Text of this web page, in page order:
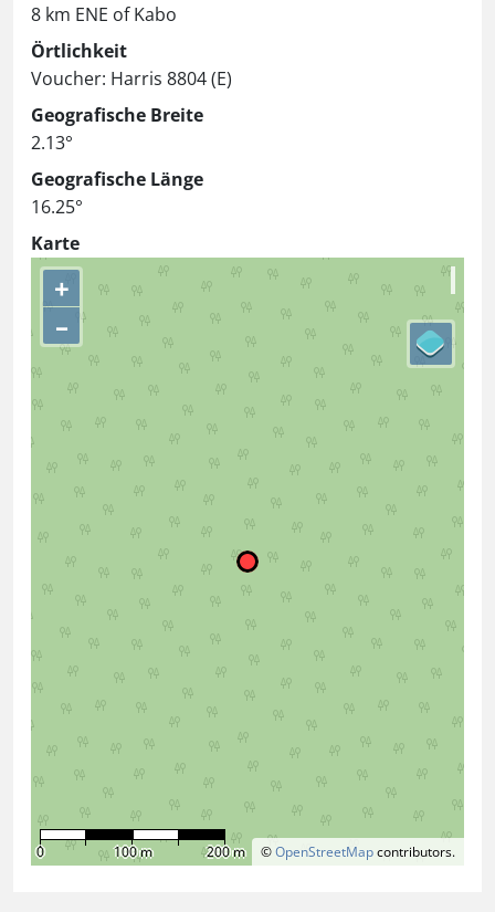
8 km ENE of Kabo
Örtlichkeit
Voucher: Harris 8804 (E)
Geografische Breite
2.13°
Geografische Länge
16.25°
Karte
+
–
©OpenStreetMapcontributors.
0 100 m 200 m